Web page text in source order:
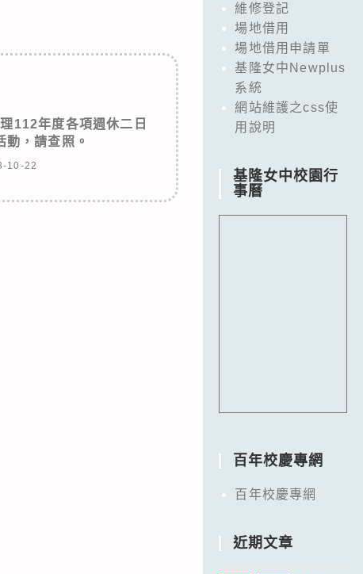
112年度各項週休二日
動，請查照。
10-22
維修登記
場地借用
場地借用申請單
基隆女中Newplus
系統
網站維護之css使
用說明
基隆女中校園行
事曆
百年校慶專網
百年校慶專網
近期文章